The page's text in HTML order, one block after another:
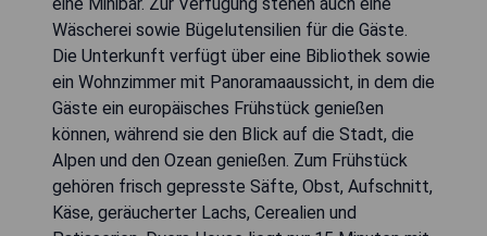
eine Minibar. Zur Verfügung stehen auch eine
Wäscherei sowie Bügelutensilien für die Gäste.
Die Unterkunft verfügt über eine Bibliothek sowie
ein Wohnzimmer mit Panoramaaussicht, in dem die
Gäste ein europäisches Frühstück genießen
können, während sie den Blick auf die Stadt, die
Alpen und den Ozean genießen. Zum Frühstück
gehören frisch gepresste Säfte, Obst, Aufschnitt,
Käse, geräucherter Lachs, Cerealien und